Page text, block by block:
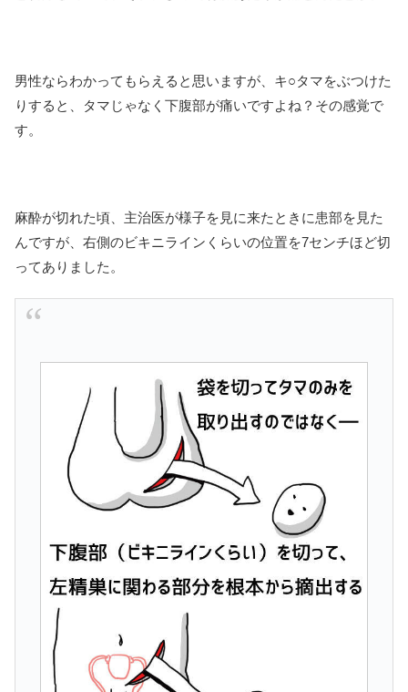
男性ならわかってもらえると思いますが、キ○タマをぶつけた
りすると、タマじゃなく下腹部が痛いですよね？その感覚で
す。
麻酔が切れた頃、主治医が様子を見に来たときに患部を見た
んですが、右側のビキニラインくらいの位置を7センチほど切
ってありました。